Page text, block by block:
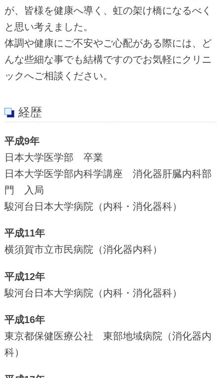
が、皆様を健康へ導く、虹の架け橋になるべく
と思い考えました。
体調や健康にご不安やご心配がある際には、ど
んな些細な事でも結構ですのでお気軽にクリニ
ックへご相談ください。
経歴
平成9年
日本大学医学部 卒業
日本大学医学部内科学講座 消化器肝臓内科部
門 入局
駿河台日本大学病院（内科・消化器科）
平成11年
横須賀市立市民病院（消化器内科）
平成12年
駿河台日本大学病院（内科・消化器科）
平成16年
東京都保健医療公社 東部地域病院（消化器内
科）